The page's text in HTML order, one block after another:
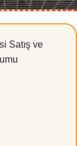
Satış ve